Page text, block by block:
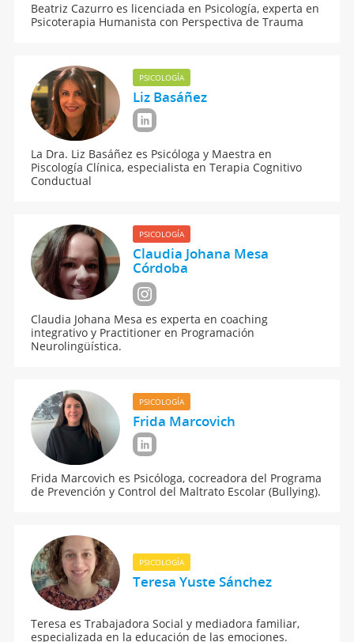
Beatriz Cazurro es licenciada en Psicología, experta en
Psicoterapia Humanista con Perspectiva de Trauma
PSICOLOGÍA
Liz Basáñez
La Dra. Liz Basáñez es Psicóloga y Maestra en
Piscología Clínica, especialista en Terapia Cognitivo
Conductual
PSICOLOGÍA
Claudia Johana Mesa
Córdoba
Claudia Johana Mesa es experta en coaching
integrativo y Practitioner en Programación
Neurolingüística.
PSICOLOGÍA
Frida Marcovich
Frida Marcovich es Psicóloga, cocreadora del Programa
de Prevención y Control del Maltrato Escolar (Bullying).
PSICOLOGÍA
Teresa Yuste Sánchez
Teresa es Trabajadora Social y mediadora familiar,
especializada en la educación de las emociones.